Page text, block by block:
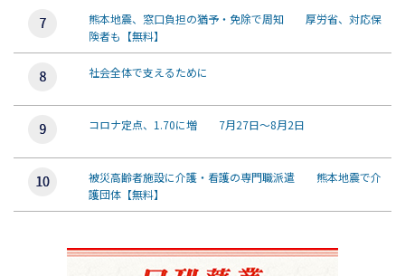
熊本地震、窓口負担の猶予・免除で周知 厚労省、対応保
険者も【無料】
社会全体で支えるために
コロナ定点、1.70に増 7月27日～8月2日
被災高齢者施設に介護・看護の専門職派遣 熊本地震で介
護団体【無料】